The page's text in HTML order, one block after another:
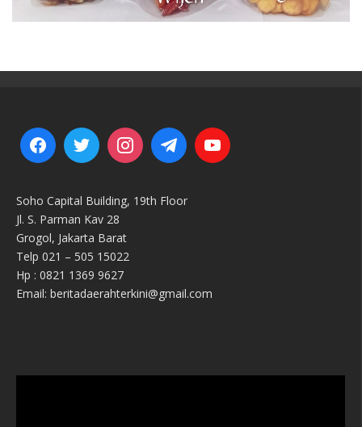
Soho Capital Building, 19th Floor
Jl. S. Parman Kav 28
Grogol, Jakarta Barat
Telp 021 – 505 15022
Hp : 0821 1369 9627
Email: beritadaerahterkini@gmail.com